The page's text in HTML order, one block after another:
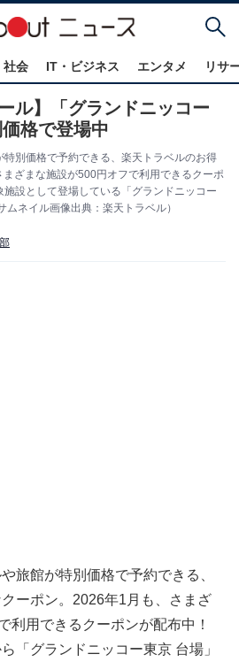
社会 IT・ビジネス エンタメ リサ
ル】「グランドニッコー
格で登場中
別価格で予約できる、楽天トラベルのお得
ざまな施設が500円オフで利用できるクーポ
設として登場している「グランドニッコー
ネイル画像出典：楽天トラベル）
旅館が特別価格で予約できる、
ーポン。2026年1月も、さまざ
利用できるクーポンが配布中！
「グランドニッコー東京 台場」